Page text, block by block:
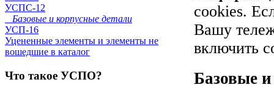
УСПС-12
Базовые и корпусные детали
УСП-16
Уцененные элементы и элементы не
вошедшие в каталог
Что такое УСПО?
cookies.
Вашу
включить
Базовые